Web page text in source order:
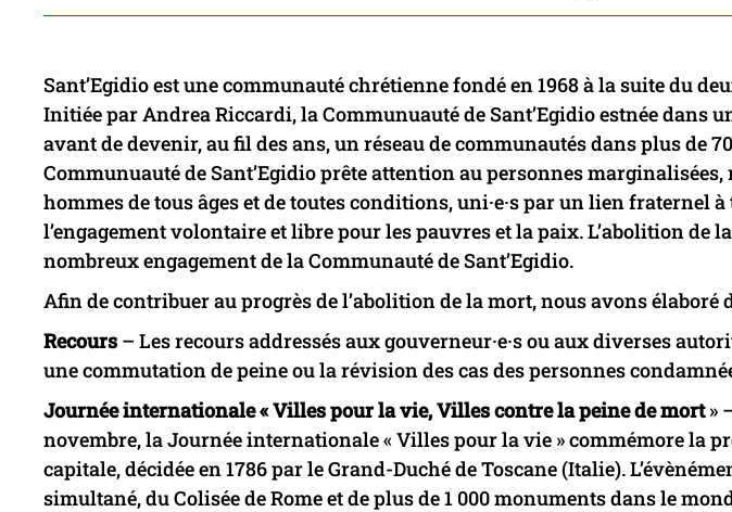
Sant’Egidio est une communauté chrétienne fondé en 1968 à la suite du
Initiée par Andrea Riccardi, la Communuauté de Sant’Egidio estnée dans
avant de devenir, au fil des ans, un réseau de communautés dans plus de
Communuauté de Sant’Egidio prête attention au personnes marginalisées,
hommes de tous âges et de toutes conditions, uni·e·s par un lien fraternel à
l’engagement volontaire et libre pour les pauvres et la paix. L’abolition de
nombreux engagement de la Communauté de Sant’Egidio.
Afin de contribuer au progrès de l’abolition de la mort, nous avons élaboré
Recours – Les recours addressés aux gouverneur·e·s ou aux diverses
une commutation de peine ou la révision des cas des personnes
Journée internationale « Villes pour la vie, Villes contre la peine de mort»
novembre, la Journée internationale « Villes pour la vie » commémore la
capitale, décidée en 1786 par le Grand-Duché de Toscane (Italie).
simultané, du Colisée de Rome et de plus de 1 000 monuments dans le